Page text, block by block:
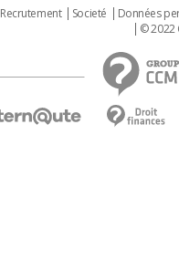
Recrutement Societé Données
© 2022